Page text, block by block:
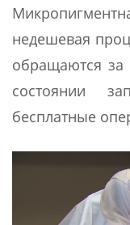
недешевая
обращаются
состоянии
бесплатные